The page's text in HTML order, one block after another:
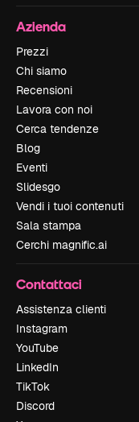
Azienda
Prezzi
Chi siamo
Recensioni
Lavora con noi
Cerca tendenze
Blog
Eventi
Slidesgo
Vendi i tuoi contenuti
Sala stampa
Cerchi magnific.ai
Contattaci
Assistenza clienti
Instagram
YouTube
LinkedIn
TikTok
Discord